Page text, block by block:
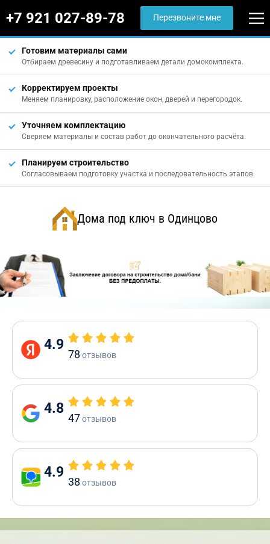
+7 921 027-89-78 Перезвоните мне
Готовим материалы сами
Отбираем древесину и подготавливаем детали домокомплекта.
Корректируем проекты
Меняем планировку, расположение окон, дверей и перегородок.
Уточняем комплектацию
Сверяем материалы и состав работ до окончательного расчёта.
Планируем строительство
Согласовываем подготовку участка и последовательность этапов.
Дома под ключ в Одинцово
4.9
78 отзывов
4.8
47отзывов
4.9
38 отзывов